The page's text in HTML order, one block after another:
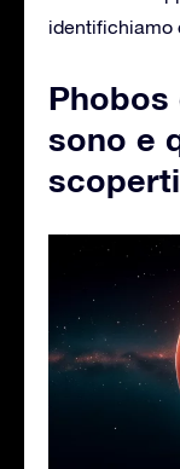
identifichiamo
Phobos
sono e